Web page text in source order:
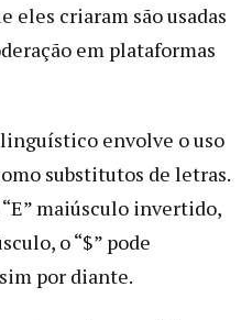
eles criaram são usadas
em plataformas
envolve o uso
substitutos de letras.
“E” maiúsculo invertido,
o “$” pode
por diante.